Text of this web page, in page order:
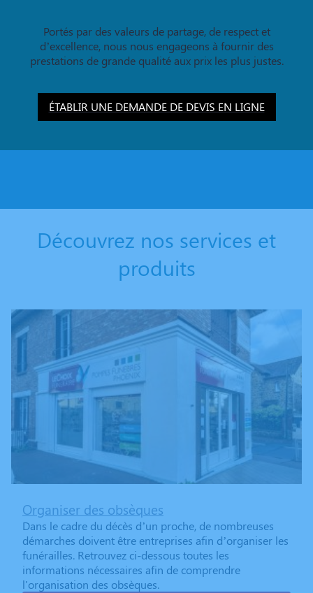
Portés par des valeurs de partage, de respect et
d’excellence, nous nous engageons à fournir des
prestations de grande qualité aux prix les plus justes.
ÉTABLIR UNE DEMANDE DE DEVIS EN LIGNE
Découvrez nos services et
produits
Organiser des obsèques
Dans le cadre du décès d’un proche, de nombreuses
démarches doivent être entreprises afin d’organiser les
funérailles. Retrouvez ci-dessous toutes les
informations nécessaires afin de comprendre
l'organisation des obsèques.